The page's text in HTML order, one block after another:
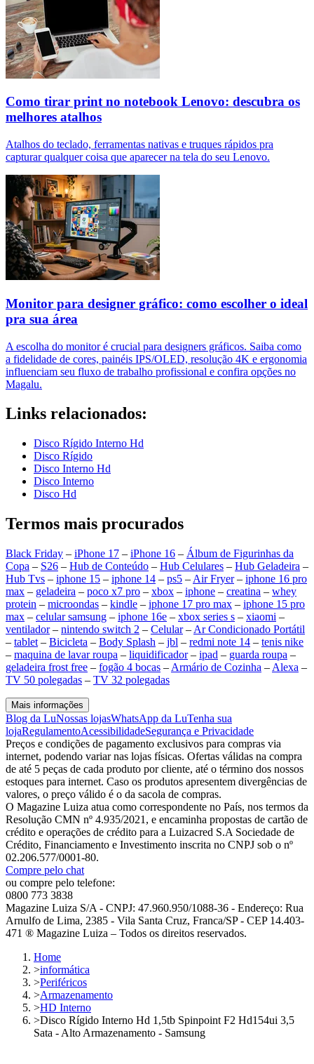
Como tirar print no notebook Lenovo: descubra os
melhores atalhos
Atalhos do teclado, ferramentas nativas e truques rápidos pra
capturar qualquer coisa que aparecer na tela do seu Lenovo.
Monitor para designer gráfico: como escolher o ideal
pra sua área
A escolha do monitor é crucial para designers gráficos. Saiba como
a fidelidade de cores, painéis IPS/OLED, resolução 4K e ergonomia
influenciam seu fluxo de trabalho profissional e confira opções no
Magalu.
Links relacionados:
Disco Rígido Interno Hd
Disco Rígido
Disco Interno Hd
Disco Interno
Disco Hd
Termos mais procurados
Black Friday – iPhone 17 – iPhone 16 – Álbum de Figurinhas da
Copa – S26 – Hub de Conteúdo – Hub Celulares – Hub Geladeira –
Hub Tvs – iphone 15 – iphone 14 – ps5 – Air Fryer– iphone 16 pro
max – geladeira – poco x7 pro – xbox – iphone – creatina – whey
protein – microondas – kindle – iphone 17 pro max – iphone 15 pro
max – celular samsung – iphone 16e – xbox series s – xiaomi –
ventilador– nintendo switch 2 – Celular– Ar Condicionado Portátil
– tablet – Bicicleta – Body Splash – jbl – redmi note 14 – tenis nike
– maquina de lavar roupa – liquidificador– ipad – guarda roupa –
geladeira frost free – fogão 4 bocas – Armário de Cozinha – Alexa –
TV 50 polegadas – TV 32 polegadas
Mais informações
Blog da LuNossas lojasWhatsApp da LuTenha sua
lojaRegulamentoAcessibilidadeSegurança e Privacidade
Preços e condições de pagamento exclusivos para compras via
internet, podendo variar nas lojas físicas. Ofertas válidas na compra
de até 5 peças de cada produto por cliente, até o término dos nossos
estoques para internet. Caso os produtos apresentem divergências de
valores, o preço válido é o da sacola de compras.
O Magazine Luiza atua como correspondente no País, nos termos da
Resolução CMN nº 4.935/2021, e encaminha propostas de cartão de
crédito e operações de crédito para a Luizacred S.A Sociedade de
Crédito, Financiamento e Investimento inscrita no CNPJ sob o nº
02.206.577/0001-80.
Compre pelo chat
ou compre pelo telefone:
0800 773 3838
Magazine Luiza S/A - CNPJ: 47.960.950/1088-36 - Endereço: Rua
Arnulfo de Lima, 2385 - Vila Santa Cruz, Franca/SP - CEP 14.403-
471 ® Magazine Luiza – Todos os direitos reservados.
Home
>informática
>Periféricos
>Armazenamento
>HD Interno
>Disco Rígido Interno Hd 1,5tb Spinpoint F2 Hd154ui 3,5
Sata - Alto Armazenamento - Samsung